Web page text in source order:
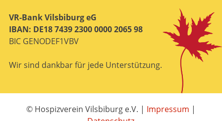
VR-Bank Vilsbiburg eG
IBAN: DE18 7439 2300 0000 2065 98
BIC GENODEF1VBV
Wir sind dankbar für jede Unterstützung.
© Hospizverein Vilsbiburg e.V. | Impressum |